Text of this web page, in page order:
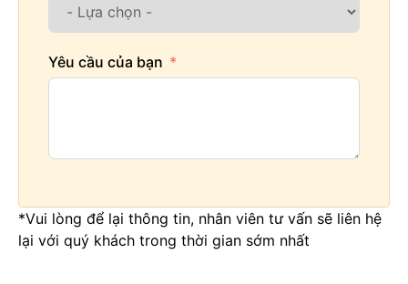
Yêu cầu của bạn
*Vui lòng để lại thông tin, nhân viên tư vấn sẽ liên hệ
lại với quý khách trong thời gian sớm nhất